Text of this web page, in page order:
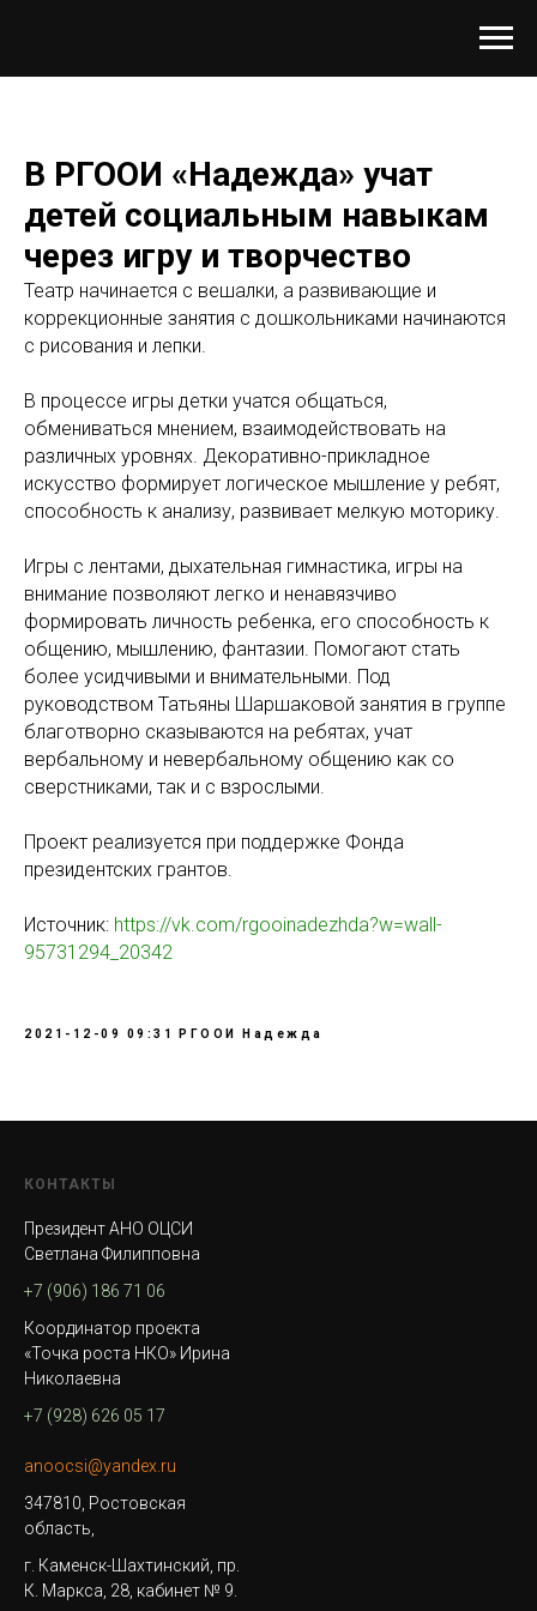
В РГООИ «Надежда» учат
детей социальным навыкам
через игру и творчество
Театр начинается с вешалки, а развивающие и
коррекционные занятия с дошкольниками начинаются
с рисования и лепки.
В процессе игры детки учатся общаться,
обмениваться мнением, взаимодействовать на
различных уровнях. Декоративно-прикладное
искусство формирует логическое мышление у ребят,
способность к анализу, развивает мелкую моторику.
Игры с лентами, дыхательная гимнастика, игры на
внимание позволяют легко и ненавязчиво
формировать личность ребенка, его способность к
общению, мышлению, фантазии. Помогают стать
более усидчивыми и внимательными. Под
руководством Татьяны Шаршаковой занятия в группе
благотворно сказываются на ребятах, учат
вербальному и невербальному общению как со
сверстниками, так и с взрослыми.
Проект реализуется при поддержке Фонда
президентских грантов.
Источник: https://vk.com/rgooinadezhda?w=wall-
95731294_20342
2021-12-09 09:31 РГООИ Надежда
КОНТАКТЫ
Президент АНО ОЦСИ
Светлана Филипповна
+7 (906) 186 71 06
Координатор проекта
«Точка роста НКО» Ирина
Николаевна
+7 (928) 626 05 17
anoocsi@yandex.ru
347810, Ростовская
область,
г. Каменск-Шахтинский, пр.
К. Маркса, 28, кабинет № 9.